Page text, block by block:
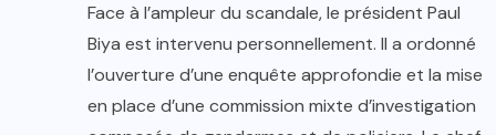
Face à l’ampleur du scandale, le président Paul
Biya est intervenu personnellement. Il a ordonné
l’ouverture d’une enquête approfondie et la mise
en place d’une commission mixte d’investigation